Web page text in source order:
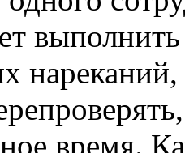
выполнить
время.